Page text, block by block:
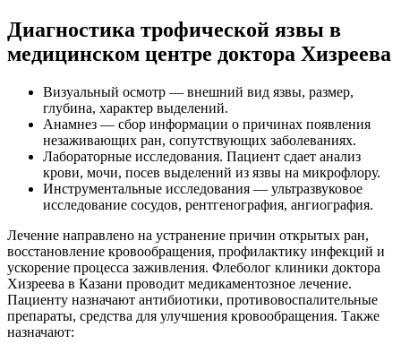
Диагностика трофической язвы в
медицинском центре доктора Хизреева
Визуальный осмотр — внешний вид язвы, размер,
глубина, характер выделений.
Анамнез — сбор информации о причинах появления
незаживающих ран, сопутствующих заболеваниях.
Лабораторные исследования. Пациент сдает анализ
крови, мочи, посев выделений из язвы на микрофлору.
Инструментальные исследования — ультразвуковое
исследование сосудов, рентгенография, ангиография.
Лечение направлено на устранение причин открытых ран,
восстановление кровообращения, профилактику инфекций и
ускорение процесса заживления. Флеболог клиники доктора
Хизреева в Казани проводит медикаментозное лечение.
Пациенту назначают антибиотики, противовоспалительные
препараты, средства для улучшения кровообращения. Также
назначают: